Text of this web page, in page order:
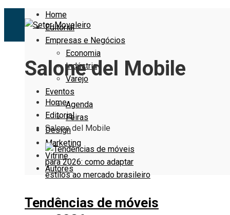
Home
Editorial
Empresas e Negócios
Economia
Indústria
Varejo
Eventos
Agenda
Feiras
Design
Marketing
Vitrine
Autores
Salone del Mobile
Home
Editorial
Salone del Mobile
Tendências de móveis